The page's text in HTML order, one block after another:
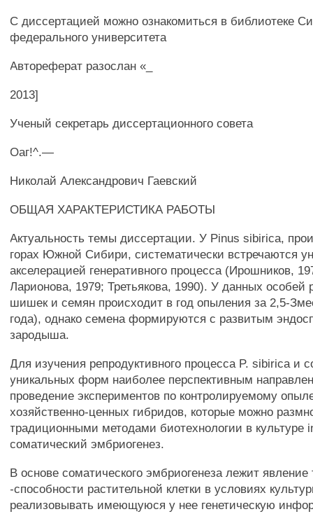
С диссертацией можно ознакомиться в библиотеке
федерального университета
Автореферат разослан «_
2013]
Ученый секретарь диссертационного совета
Оаг!^.—
Николай Александрович Гаевский
ОБЩАЯ ХАРАКТЕРИСТИКА РАБОТЫ
Актуальность темы диссертации. У Pinus sibirica,
горах Южной Сибири, систематически встречаются
акселерацией генеративного процесса (Ирошников,
Ларионова, 1979; Третьякова, 1990). У данных особей
шишек и семян происходит в год опыления за 2,5-
года), однако семена формируются с развитым
зародыша.
Для изучения репродуктивного процесса P. sibirica и
уникальных форм наиболее перспективным
проведение экспериментов по контролируемому
хозяйственно-ценных гибридов, которые можно
традиционными методами биотехнологии в культуре
соматический эмбриогенез.
В основе соматического эмбриогенеза лежит явление
-способности растительной клетки в условиях
реализовывать имеющуюся у нее генетическую